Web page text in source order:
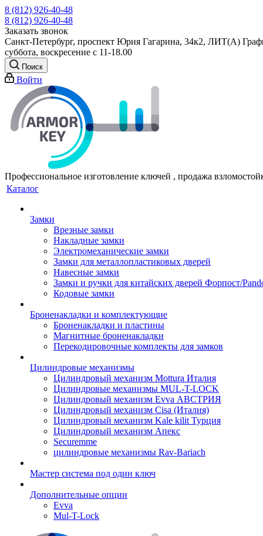
8 (812) 926-40-48
8 (812) 926-40-48
Заказать звонок
Санкт-Петербург, проспект Юрия Гагарина, 34к2, ЛИТ(А)
суббота, воскресение с 11-18.00
Поиск
Войти
Профессиональное изготовление ключей , продажа
Каталог
Замки
Врезные замки
Накладные замки
Электромеханические замки
Замки для металлопластиковых дверей
Навесные замки
Замки и ручки для китайских дверей Форпост/
Кодовые замки
Броненакладки и комплектующие
Броненакладки и пластины
Магнитные броненакладки
Перекодировочные комплекты для замков
Цилиндровые механизмы
Цилиндровый механизм Mottura Италия
Цилиндровые механизмы MUL-T-LOCK
Цилиндровый механизм Evva АВСТРИЯ
Цилиндровый механизм Cisa (Италия)
Цилиндровый механизм Kale kilit Турция
Цилиндровый механизм Апекс
Securemme
цилиндровые механизмы Rav-Bariach
Мастер система под один ключ
Дополнительные опции
Evva
Mul-T-Lock